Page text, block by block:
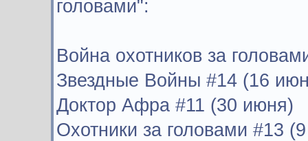
головами":
Война охотников за
Звездные Войны #14 (16
Доктор Афра #11 (30 июня)
Охотники за головами #13